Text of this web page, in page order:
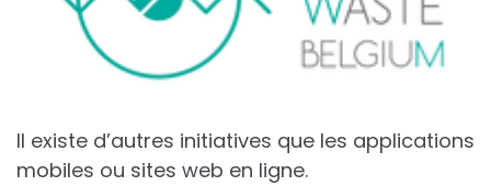
Il existe d’autres initiatives que les applications
mobiles ou sites web en ligne.